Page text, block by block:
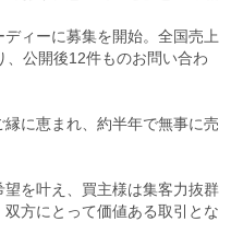
ィーに募集を開始。全国売上
、公開後12件ものお問い合わ
に恵まれ、約半年で無事に売
を叶え、買主様は集客力抜群
方にとって価値ある取引とな